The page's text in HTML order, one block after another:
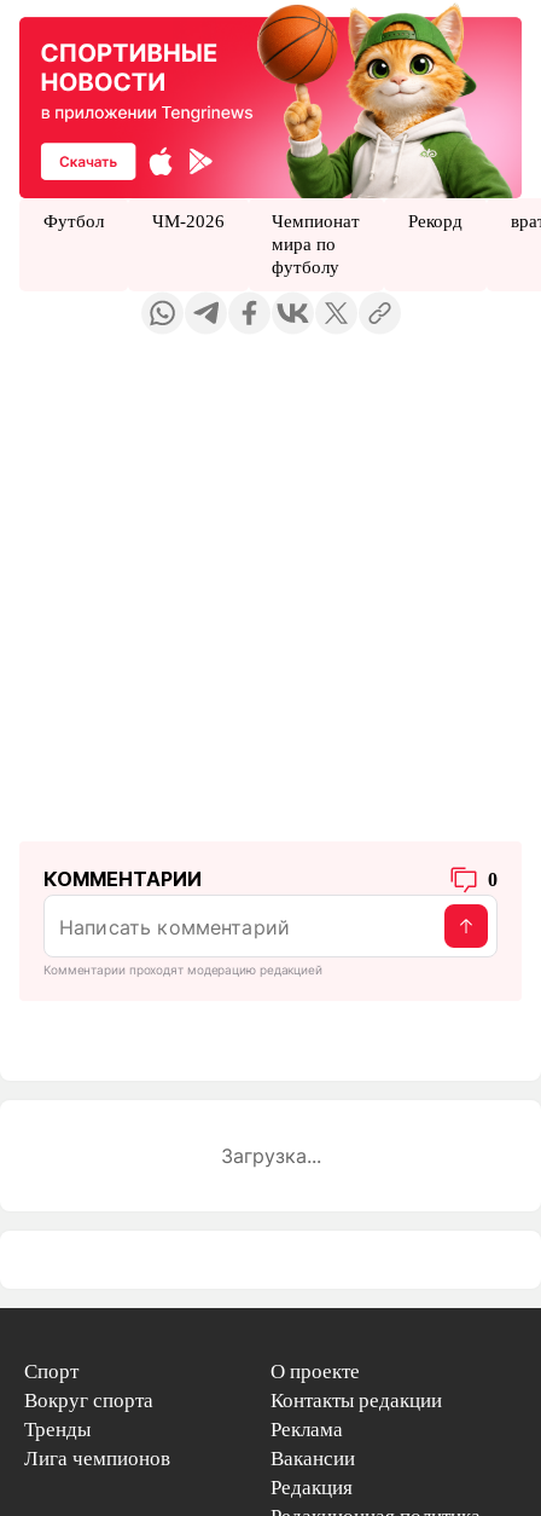
Футбол ЧМ-2026
Чемпионат
мира по
футболу
Рекорд
КОММЕНТАРИИ 0
Комментарии проходят модерацию редакцией
Загрузка...
Спорт
Вокруг спорта
Тренды
Лига чемпионов
О проекте
Контакты редакции
Реклама
Вакансии
Редакция